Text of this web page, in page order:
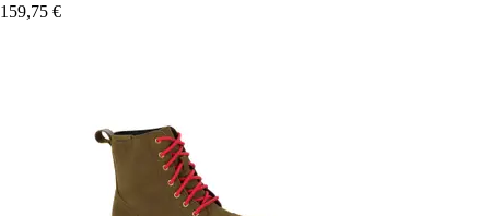
159,75 €